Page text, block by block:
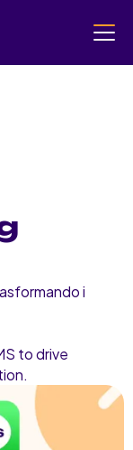
i
to drive